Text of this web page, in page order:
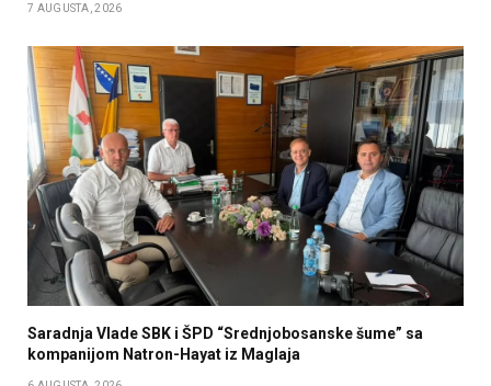
7 AUGUSTA, 2026
Saradnja Vlade SBK i ŠPD “Srednjobosanske šume” sa
kompanijom Natron-Hayat iz Maglaja